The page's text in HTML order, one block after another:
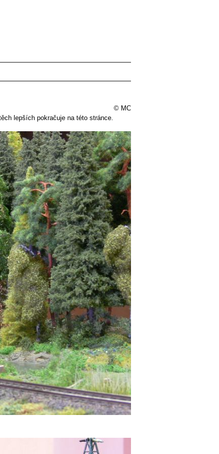
© MC
lepších pokračuje na této stránce.